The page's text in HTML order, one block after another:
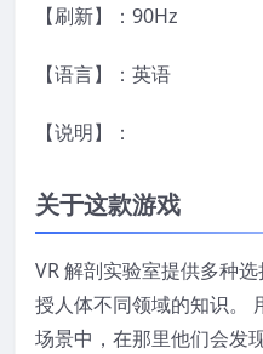
【刷新】：90Hz
【语言】：英语
【说明】：
关于这款游戏
VR 解剖实验室提供多种
授人体不同领域的知识。
场景中，在那里他们会发